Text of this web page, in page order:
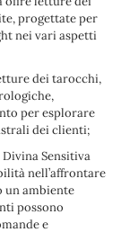
progettate per
nei vari aspetti
dei tarocchi,
per esplorare
dei clienti;
Sensitiva
nell’affrontare
un ambiente
possono
e